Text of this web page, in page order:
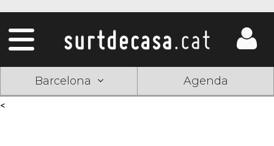
Barcelona
Agenda
<